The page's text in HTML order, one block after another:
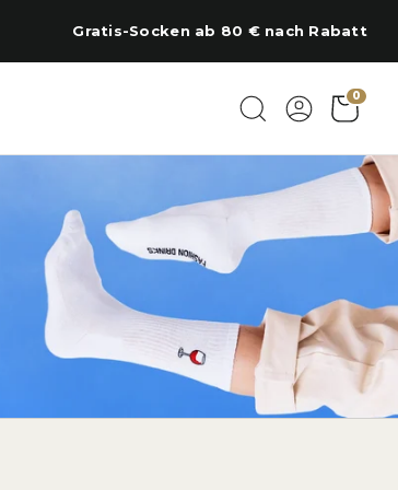
Regional am Chiemsee bestickt
0